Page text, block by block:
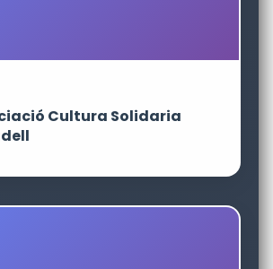
Cultura Solidaria